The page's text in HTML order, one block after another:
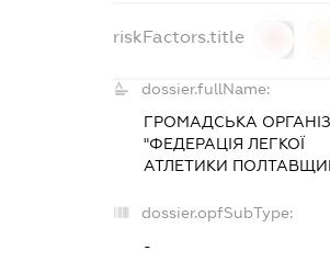
riskFactors.title
dossier.fullName:
ГРОМАДСЬКА
"ФЕДЕРАЦІЯ ЛЕГКОЇ
АТЛЕТИКИ
dossier.opfSubType:
-